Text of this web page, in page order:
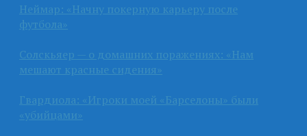
Неймар: «Начну покерную карьеру после
футбола»
Солскьяер — о домашних поражениях: «Нам
мешают красные сидения»
Гвардиола: «Игроки моей «Барселоны» были
«убийцами»